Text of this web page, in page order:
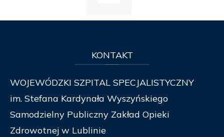
KONTAKT
WOJEWÓDZKI SZPITAL SPECJALISTYCZNY
im. Stefana Kardynała Wyszyńskiego
Samodzielny Publiczny Zakład Opieki
Zdrowotnej w Lublinie